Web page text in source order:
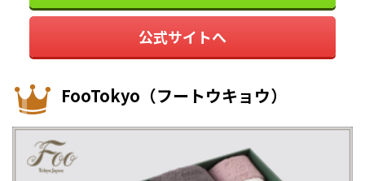
公式サイトへ
FooTokyo（フートウキョウ）